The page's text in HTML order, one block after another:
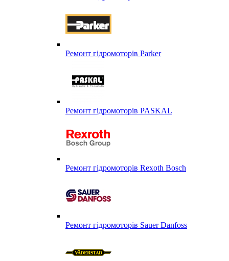
Ремонт гідромоторів Parker
Ремонт гідромоторів PASKAL
Ремонт гідромоторів Rexoth Bosch
Ремонт гідромоторів Sauer Danfoss